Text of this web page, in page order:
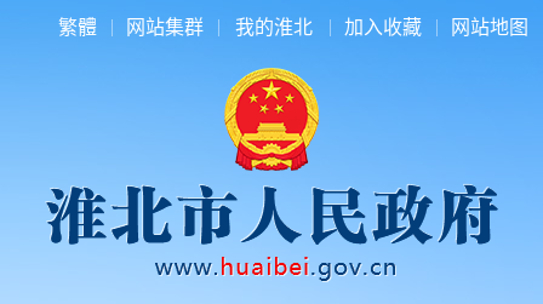
繁體 网站集群 我的淮北 加入收藏 网站地图